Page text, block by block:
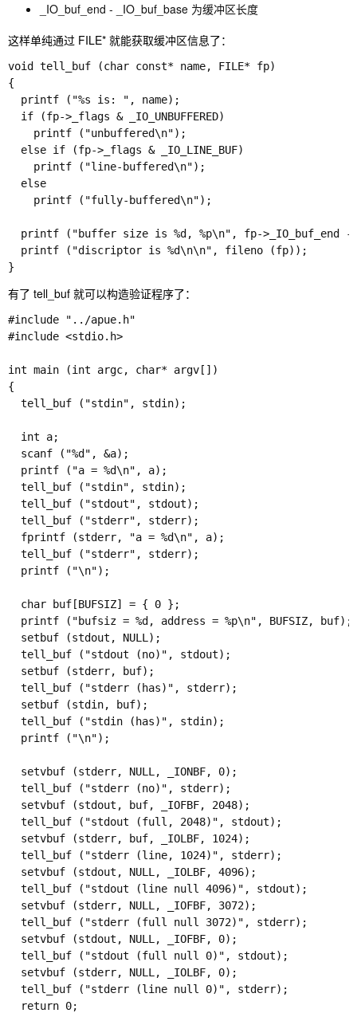
_IO_buf_end - _IO_buf_base 为缓冲区长度
这样单纯通过 FILE* 就能获取缓冲区信息了：
void tell_buf (char const* name, FILE* fp)
{
  printf ("%s is: ", name);
  if (fp->_flags & _IO_UNBUFFERED)
    printf ("unbuffered\n");
  else if (fp->_flags & _IO_LINE_BUF)
    printf ("line-buffered\n");
  else
    printf ("fully-buffered\n");
printf ("buffer size is %d, %p\n", fp->_IO_buf_end
  printf ("discriptor is %d\n\n", fileno (fp));
}
有了 tell_buf 就可以构造验证程序了：
#include "../apue.h"
#include <stdio.h>
int main (int argc, char* argv[])
{
  tell_buf ("stdin", stdin);
  int a;
  scanf ("%d", &a);
  printf ("a = %d\n", a);
  tell_buf ("stdin", stdin);
  tell_buf ("stdout", stdout);
  tell_buf ("stderr", stderr);
  fprintf (stderr, "a = %d\n", a);
  tell_buf ("stderr", stderr);
  printf ("\n");
  char buf[BUFSIZ] = { 0 };
printf ("bufsiz = %d, address = %p\n", BUFSIZ,
  setbuf (stdout, NULL);
  tell_buf ("stdout (no)", stdout);
  setbuf (stderr, buf);
  tell_buf ("stderr (has)", stderr);
  setbuf (stdin, buf);
  tell_buf ("stdin (has)", stdin);
  printf ("\n");
  setvbuf (stderr, NULL, _IONBF, 0);
  tell_buf ("stderr (no)", stderr);
  setvbuf (stdout, buf, _IOFBF, 2048);
  tell_buf ("stdout (full, 2048)", stdout);
  setvbuf (stderr, buf, _IOLBF, 1024);
  tell_buf ("stderr (line, 1024)", stderr);
  setvbuf (stdout, NULL, _IOLBF, 4096);
  tell_buf ("stdout (line null 4096)", stdout);
  setvbuf (stderr, NULL, _IOFBF, 3072);
  tell_buf ("stderr (full null 3072)", stderr);
  setvbuf (stdout, NULL, _IOFBF, 0);
  tell_buf ("stdout (full null 0)", stdout);
  setvbuf (stderr, NULL, _IOLBF, 0);
  tell_buf ("stderr (line null 0)", stderr);
  return 0;